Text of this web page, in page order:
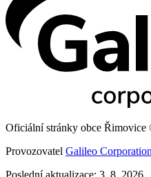
Oficiální stránky obce Řimovice
Provozovatel Galileo
Poslední aktualizace: 3. 8. 2026